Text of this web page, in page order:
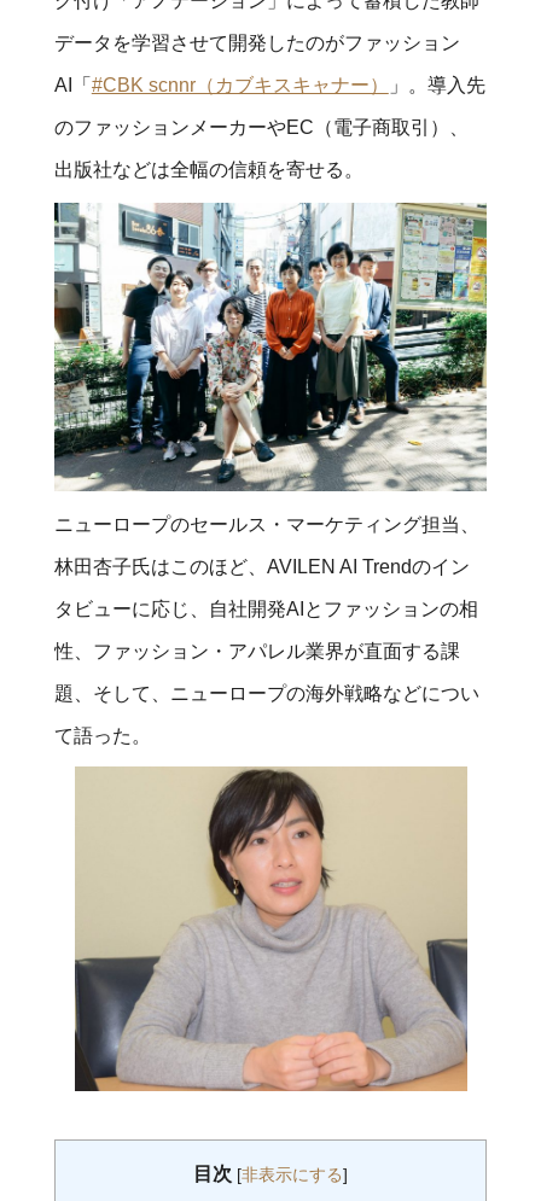
データを学習させて開発したのがファッション
AI「 #CBK scnnr（カブキスキャナー） 」。導入先
のファッションメーカーやEC（電子商取引）、
出版社などは全幅の信頼を寄せる。
ニューロープのセールス・マーケティング担当、
林田杏子氏はこのほど、AVILEN AI Trendのイン
タビューに応じ、自社開発AIとファッションの相
性、ファッション・アパレル業界が直面する課
題、そして、ニューロープの海外戦略などについ
て語った。
目次 [非表示にする]